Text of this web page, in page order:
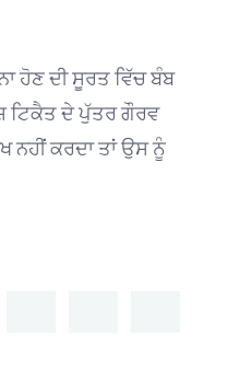
ਹੋਣ ਦੀ ਸੂਰਤ ਵਿੱਚ ਬੰਬ
ਟਿਕੈਤ ਦੇ ਪੁੱਤਰ ਗੌਰਵ
ਨਹੀਂ ਕਰਦਾ ਤਾਂ ਉਸ ਨੂੰ